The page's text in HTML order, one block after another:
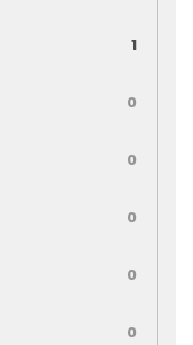
1
0
0
0
0
0